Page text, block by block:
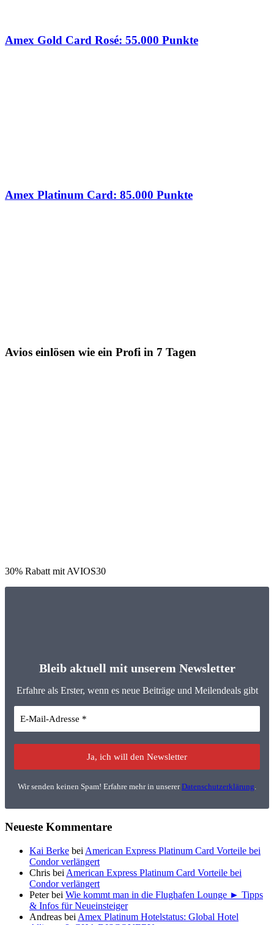
Amex Gold Card Rosé: 55.000 Punkte
Amex Platinum Card: 85.000 Punkte
Avios einlösen wie ein Profi in 7 Tagen
30% Rabatt mit AVIOS30
Bleib aktuell mit unserem Newsletter
Erfahre als Erster, wenn es neue Beiträge und Meilendeals gibt
Wir senden keinen Spam! Erfahre mehr in unsererDatenschutzerklärung.
Neueste Kommentare
Kai Berke bei American Express Platinum Card Vorteile bei
Condor verlängert
Chris bei American Express Platinum Card Vorteile bei
Condor verlängert
Peterbei Wie kommt man in die Flughafen Lounge ► Tipps
& Infos für Neueinsteiger
Andreas bei Amex Platinum Hotelstatus: Global Hotel